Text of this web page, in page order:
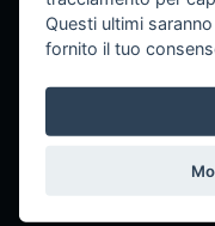
play_circle_filled Quasi Live
Radioweb
play_circle_filled
Cuochi
Seconda
Radioweb
Questi ultimi
fornito il tuo